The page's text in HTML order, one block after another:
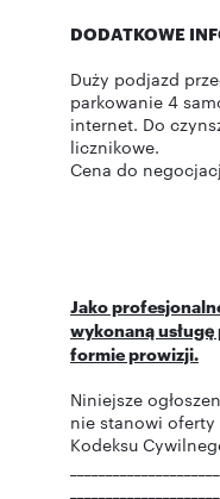
DODATKOWE
Duży podjazd
parkowanie 4
internet. Do
licznikowe.
Cena do
Jako
wykonaną
formie prowizji.
Niniejsze
nie stanowi oferty
Kodeksu